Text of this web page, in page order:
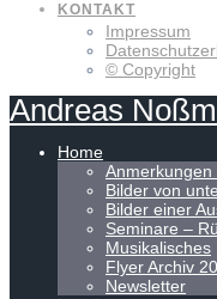
KONTAKT
Impressum
© Copyright
Andreas
Home
Anmerkungen
Bilder von
Bilder einer
Seminare –
Musikalisches
Flyer Archiv
Newsletter